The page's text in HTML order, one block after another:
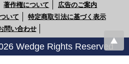
著作権について
広告のご案内
いて
特定商取引法に基づく表示
問い合わせ
Wedge Rights Reserved